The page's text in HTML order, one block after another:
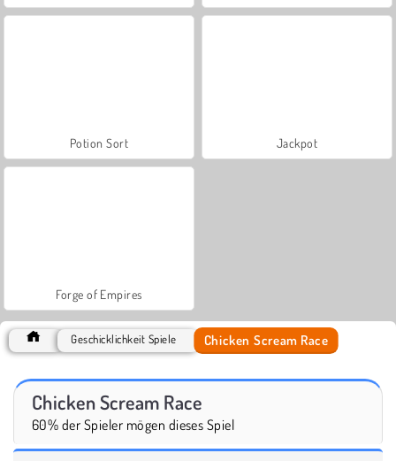
Potion Sort Jackpot
Forge of Empires
Geschicklichkeit Spiele Chicken Scream Race
Chicken Scream Race
60% der Spieler mögen dieses Spiel